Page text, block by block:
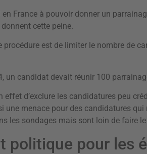
France à pouvoir donner un
cette peine.
procédure est de limiter le nombre de
un candidat devait réunir 100
effet d’exclure les candidatures peu
une menace pour des candidatures
les sondages mais sont loin de faire
politique pour les